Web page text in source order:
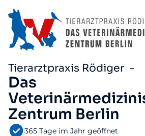
Tierarztpraxis Rödiger -
Das
Zentrum Berlin
365 Tage im Jahr geöffnet